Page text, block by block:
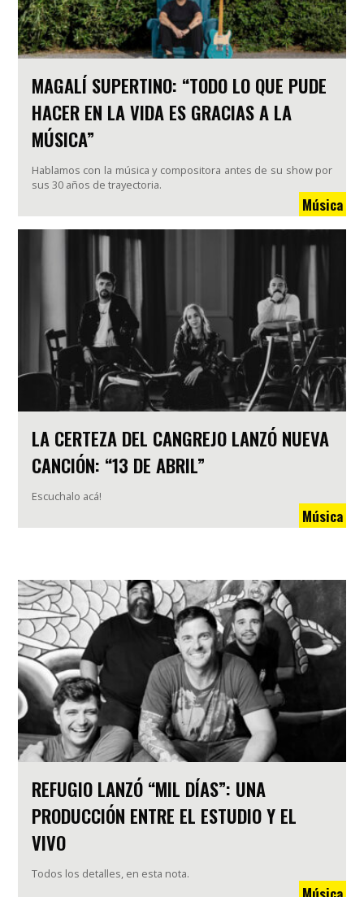
MAGALÍ SUPERTINO: “TODO LO QUE PUDE
HACER EN LA VIDA ES GRACIAS A LA
MÚSICA”
Hablamos con la música y compositora antes de su show por
sus 30 años de trayectoria.
Música
LA CERTEZA DEL CANGREJO LANZÓ NUEVA
CANCIÓN: “13 DE ABRIL”
Escuchalo acá!
Música
REFUGIO LANZÓ “MIL DÍAS”: UNA
PRODUCCIÓN ENTRE EL ESTUDIO Y EL
VIVO
Todos los detalles, en esta nota.